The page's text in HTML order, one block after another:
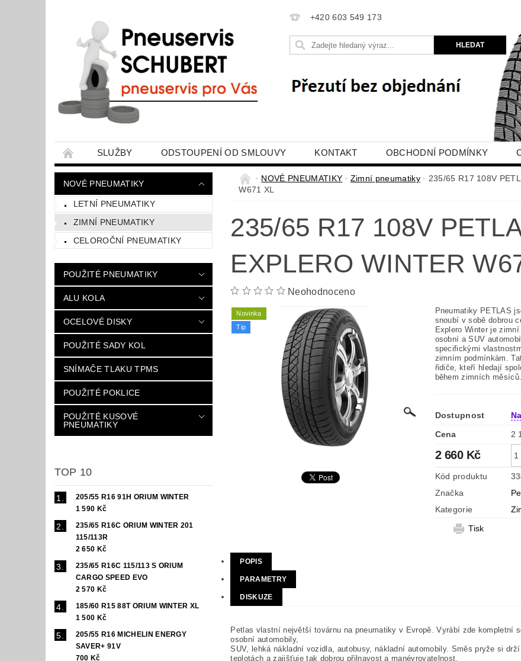
+420 603 549 173
SLUŽBY ODSTOUPENÍ OD SMLOUVY KONTAKT OBCHODNÍ PODMÍNKY
ZPRACOVÁNÍ OSOBNÍCH ÚDAJŮ MOJE OBJEDNÁVKA
NOVÉ PNEUMATIKY
LETNÍ PNEUMATIKY
ZIMNÍ PNEUMATIKY
CELOROČNÍ PNEUMATIKY
POUŽITÉ PNEUMATIKY
ALU KOLA
OCELOVÉ DISKY
POUŽITÉ SADY KOL
SNÍMAČE TLAKU TPMS
POUŽITÉ POKLICE
POUŽITÉ KUSOVÉ
PNEUMATIKY
TOP 10
205/55 R16 91H ORIUM WINTER
1 590 Kč
235/65 R16C ORIUM WINTER 201
115/113R
2 650 Kč
235/65 R16C 115/113 S ORIUM
CARGO SPEED EVO
2 570 Kč
185/60 R15 88T ORIUM WINTER XL
1 500 Kč
205/55 R16 MICHELIN ENERGY
SAVER+ 91V
700 Kč
NOVÉ PNEUMATIKY Zimní pneumatiky
235/65 R17 108V
W671 XL
235/65 R17 108V
EXPLERO WINTER
Neohodnoceno
Novinka
Tip
Pneumatiky PETLAS
snoubí v sobě dobrou
Explero Winter je
osobní a SUV
specifickými
zimním podmínkám.
řidiče, kteří hledají
během zimních měsíců.
Dostupnost
Cena
2 660 Kč
Kód produktu
Značka
Kategorie
Tisk
POPIS
PARAMETRY
DISKUZE
Petlas vlastní největší továrnu na pneumatiky v Evropě. Vyrábí zde kompletní
osobní automobily,
SUV, lehká nákladní vozidla, autobusy, nákladní automobily. Směs pryže si
teplotách a zajišťuje tak dobrou přilnavost a manévrovatelnost.